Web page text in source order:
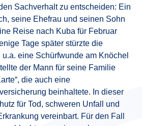
Sachverhalt zu entscheiden: Ein
seine Ehefrau und seinen Sohn
Reise nach Kuba für Februar
Tage später stürzte die
eine Schürfwunde am Knöchel
der Mann für seine Familie
die auch eine
beinhaltete. In dieser
für Tod, schweren Unfall und
vereinbart. Für den Fall